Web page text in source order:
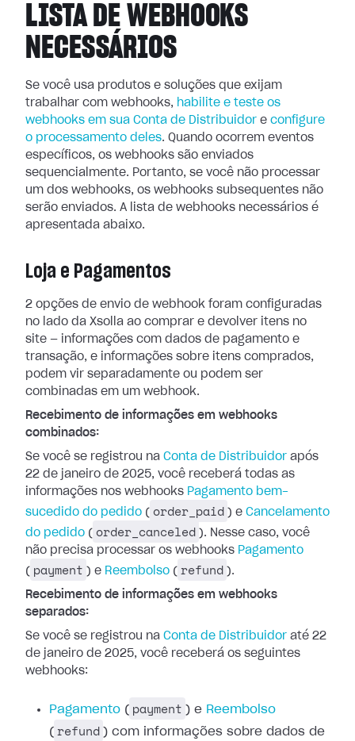
LISTA DE WEBHOOKS
NECESSÁRIOS
Se você usa produtos e soluções que exijam
trabalhar com webhooks, habilite e teste os
webhooks em sua Conta de Distribuidor e configure
o processamento deles. Quando ocorrem eventos
específicos, os webhooks são enviados
sequencialmente. Portanto, se você não processar
um dos webhooks, os webhooks subsequentes não
serão enviados. A lista de webhooks necessários é
apresentada abaixo.
Loja e Pagamentos
2 opções de envio de webhook foram configuradas
no lado da Xsolla ao comprar e devolver itens no
site — informações com dados de pagamento e
transação, e
informações sobre itens comprados,
podem vir separadamente ou podem ser
combinadas em um webhook.
Recebimento de informações em webhooks
combinados:
Se você se registrou na Conta de Distribuidor após
22 de janeiro de 2025, você receberá todas as
informações nos webhooks Pagamento bem-
sucedido do pedido ( order_paid ) e Cancelamento
do pedido ( order_canceled ). Nesse caso, você
não precisa processar os webhooks Pagamento
( payment ) e Reembolso ( refund ).
Recebimento de informações em webhooks
separados:
Se você se registrou na Conta de Distribuidor até 22
de janeiro de 2025, você receberá os seguintes
webhooks:
Pagamento ( payment ) e Reembolso
( refund ) com informações sobre dados de